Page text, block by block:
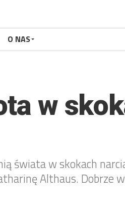
O NAS
w
świata w skokach
Althaus. Dobrze